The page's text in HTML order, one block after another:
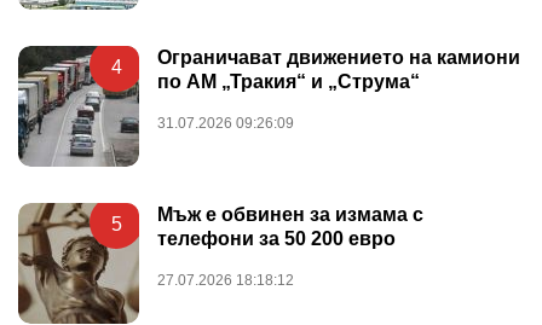
4
Ограничават движението на камиони
по АМ „Тракия“ и „Струма“
31.07.2026 09:26:09
5
Мъж е обвинен за измама с
телефони за 50 200 евро
27.07.2026 18:18:12